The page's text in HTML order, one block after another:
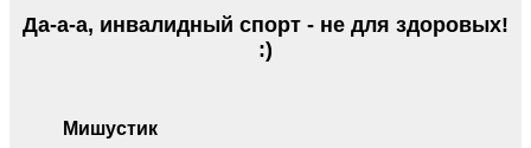
Мишустик
Да-а-а, инвалидный спорт - не для здоровых!
:)